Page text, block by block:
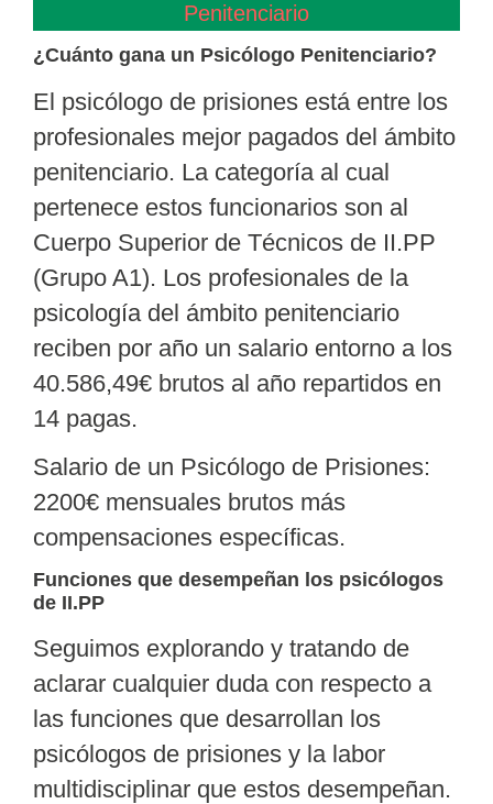
Penitenciario
¿Cuánto gana un Psicólogo Penitenciario?
El psicólogo de prisiones está entre los
profesionales mejor pagados del ámbito
penitenciario. La categoría al cual
pertenece estos funcionarios son al
Cuerpo Superior de Técnicos de II.PP
(Grupo A1). Los profesionales de la
psicología del ámbito penitenciario
reciben por año un salario entorno a los
40.586,49€ brutos al año repartidos en
14 pagas.
Salario de un Psicólogo de Prisiones:
2200€ mensuales brutos más
compensaciones específicas.
Funciones que desempeñan los psicólogos
de II.PP
Seguimos explorando y tratando de
aclarar cualquier duda con respecto a
las funciones que desarrollan los
psicólogos de prisiones y la labor
multidisciplinar que estos desempeñan.